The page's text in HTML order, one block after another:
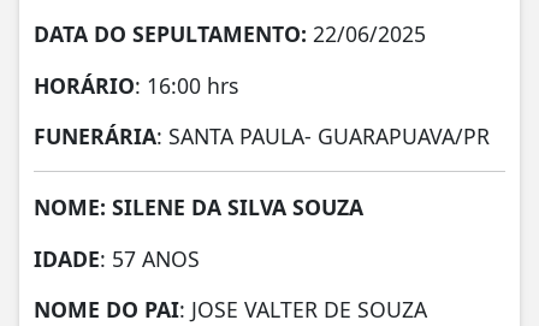
DATA DO SEPULTAMENTO: 22/06/2025
HORÁRIO: 16:00 hrs
FUNERÁRIA: SANTA PAULA- GUARAPUAVA/PR
NOME: SILENE DA SILVA SOUZA
IDADE: 57 ANOS
NOME DO PAI: JOSE VALTER DE SOUZA